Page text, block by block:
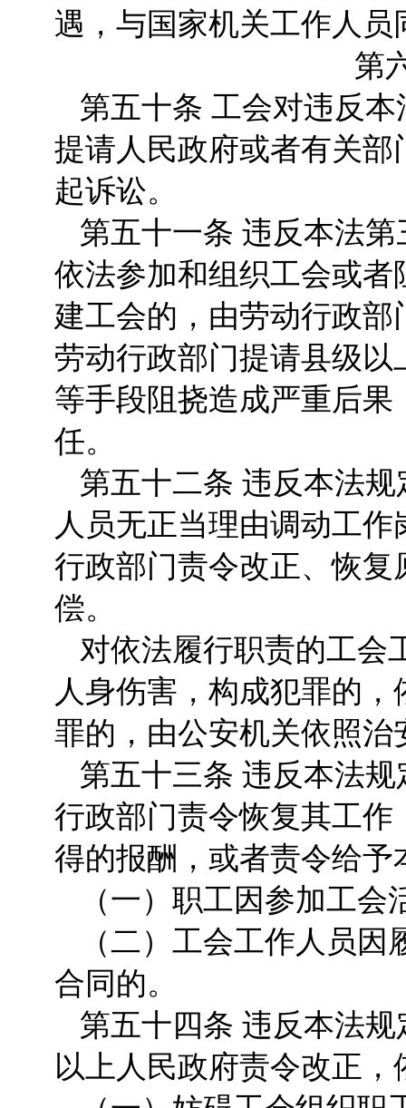
遇，与国家机关工作人员
第
第五十条 工会对违反
提请人民政府或者有关
起诉讼。
第五十一条 违反本法
依法参加和组织工会或
建工会的，由劳动行政
劳动行政部门提请县级
等手段阻挠造成严重后
任。
第五十二条 违反本法
人员无正当理由调动工
行政部门责令改正、恢
偿。
对依法履行职责的工会
人身伤害，构成犯罪的
罪的，由公安机关依照
第五十三条 违反本法
行政部门责令恢复其工
得的报酬，或者责令给
（一）职工因参加工
（二）工会工作人员
合同的。
第五十四条 违反本法
以上人民政府责令改正，